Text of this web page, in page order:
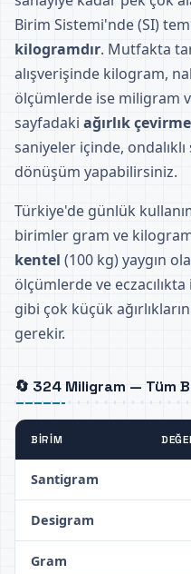
Birim Sistemi'nde (SI)
kilogramdır. Mutfakta
alışverişinde kilogram,
ölçümlerde ise miligram
sayfadaki ağırlık çevirme
saniyeler içinde, ondalıklı
dönüşüm yapabilirsiniz.
Türkiye'de günlük
birimler gram ve
kentel (100 kg) yaygın
ölçümlerde ve
gibi çok küçük
gerekir.
🔄 324 Miligram — Tüm
BIRIM
Santigram
Desigram
Gram